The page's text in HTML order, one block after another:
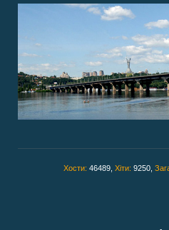
Хости: 46489, Хіти: 9250,